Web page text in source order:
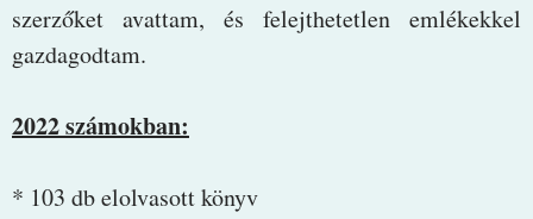
szerzőket avattam, és felejthetetlen emlékekkel
gazdagodtam.
2022 számokban:
* 103 db elolvasott könyv